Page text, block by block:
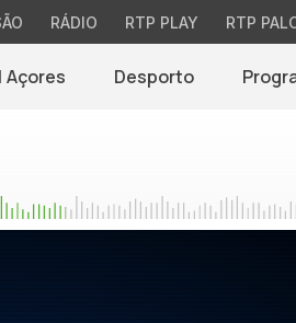
RÁDIO RTP PLAY RTP
Açores Desporto